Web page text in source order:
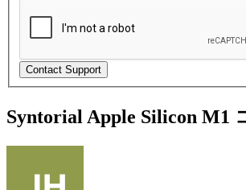
Syntorial Apple Silicon M1